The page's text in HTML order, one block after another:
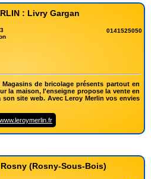
: Livry Gargan
0141525050
Magasins de bricolage présents partout en
la maison, l'enseigne propose la vente en
son site web. Avec Leroy Merlin vos envies
Rosny (Rosny-Sous-Bois)